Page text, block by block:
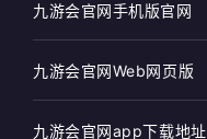
九游会官网手机版官网
九游会官网Web网页版
九游会官网app下载地址